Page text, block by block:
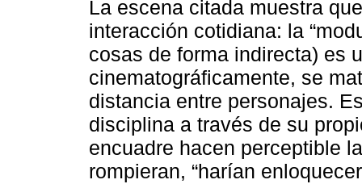
La escena citada muestra
interacción cotidiana: la
cosas de forma indirecta) es
cinematográficamente, se
distancia entre personajes.
disciplina a través de su
encuadre hacen perceptible
rompieran, “harían